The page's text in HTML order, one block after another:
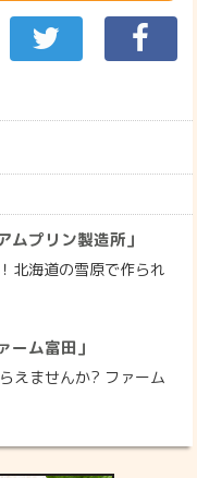
ムプリン製造所」
北海道の雪原で作られ
ーム富田」
えませんか? ファーム